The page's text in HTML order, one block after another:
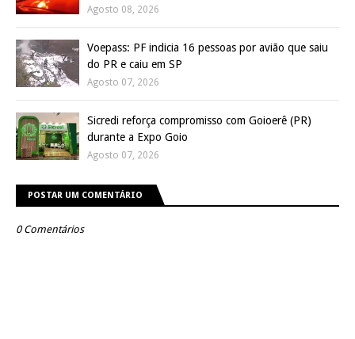
Agosto 08, 2026
Voepass: PF indicia 16 pessoas por avião que saiu
do PR e caiu em SP
Agosto 07, 2026
Sicredi reforça compromisso com Goioerê (PR)
durante a Expo Goio
Agosto 07, 2026
POSTAR UM COMENTÁRIO
0 Comentários